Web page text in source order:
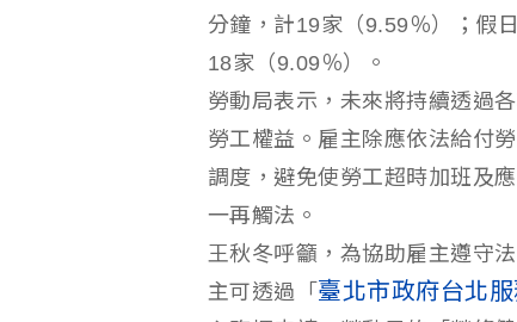
分鐘，計19家（9.59％）；假
18家（9.09％）。
勞動局表示，未來將持續透過
勞工權益。雇主除應依法給付
調度，避免使勞工超時加班及
一再觸法。
王秋冬呼籲，為協助雇主遵守
主可透過「 臺北市政府台北服